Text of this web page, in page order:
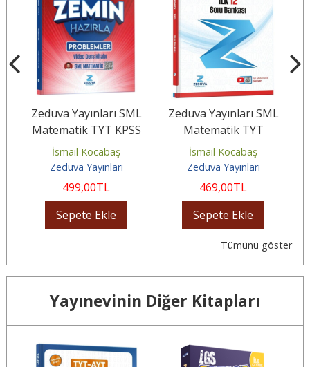
Zeduva Yayınları SML
Matematik TYT KPSS
AGS DGS 20 Günde
Zemin Hazırla...
İsmail Kocabaş
Zeduva Yayınları
499,00TL
Sepete Ekle
Zeduva Yayınları SML
Matematik TYT
Matematik İlk 12 Soru
Bankası
İsmail Kocabaş
Zeduva Yayınları
469,00TL
Sepete Ekle
Tümünü göster
Yayınevinin Diğer Kitapları